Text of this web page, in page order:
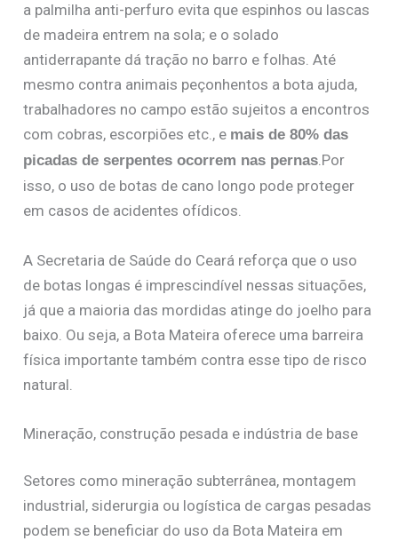
a palmilha anti-perfuro evita que espinhos ou lascas
de madeira entrem na sola; e o solado
antiderrapante dá tração no barro e folhas. Até
mesmo contra animais peçonhentos a bota ajuda,
trabalhadores no campo estão sujeitos a encontros
com cobras, escorpiões etc., e mais de 80% das
picadas de serpentes ocorrem nas pernas.Por
isso, o uso de botas de cano longo pode proteger
em casos de acidentes ofídicos.
A Secretaria de Saúde do Ceará reforça que o uso
de botas longas é imprescindível nessas situações,
já que a maioria das mordidas atinge do joelho para
baixo. Ou seja, a Bota Mateira oferece uma barreira
física importante também contra esse tipo de risco
natural.
Mineração, construção pesada e indústria de base
Setores como mineração subterrânea, montagem
industrial, siderurgia ou logística de cargas pesadas
podem se beneficiar do uso da Bota Mateira em